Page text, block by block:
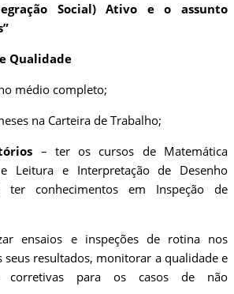
Social) Ativo e o assunto
Qualidade
médio completo;
na Carteira de Trabalho;
– ter os cursos de Matemática
Leitura e Interpretação de Desenho
ter conhecimentos em Inspeção de
ensaios e inspeções de rotina nos
seus resultados, monitorar a qualidade e
corretivas para os casos de não